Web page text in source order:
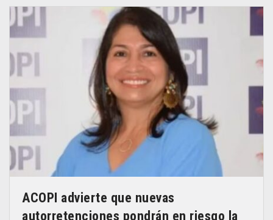
ACOPI advierte que nuevas
autorretenciones pondrán en riesgo la